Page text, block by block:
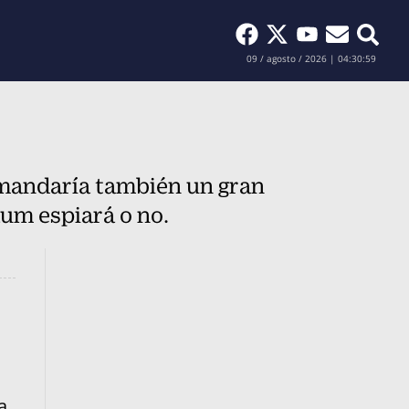
Buscar
09 / agosto / 2026 | 04:31:00
también un gran
espiará o no.